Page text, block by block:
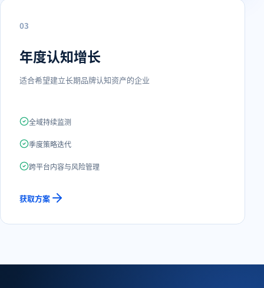
03
年度认知增长
适合希望建立长期品牌认知资产的企业
全域持续监测
季度策略迭代
跨平台内容与风险管理
获取方案